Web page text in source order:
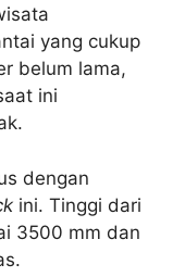
yang cukup
belum lama,
ini
dengan
ini. Tinggi dari
3500 mm dan